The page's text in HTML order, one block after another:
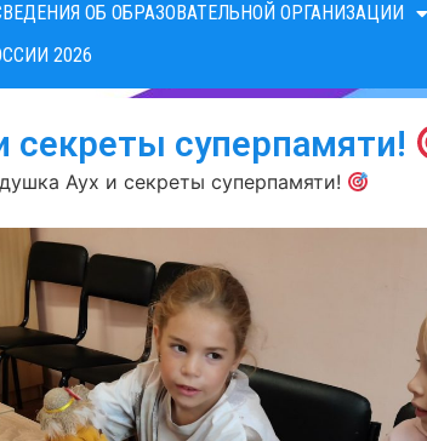
ОБ ОБРАЗОВАТЕЛЬНОЙ ОРГАНИЗАЦИИ
2026
секреты суперпамяти!
Аух и секреты суперпамяти!